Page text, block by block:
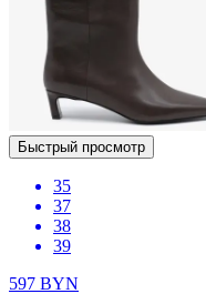
Быстрый просмотр
35
37
38
39
597 BYN